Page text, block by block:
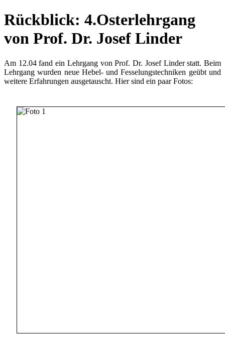
Rückblick: 4.Osterlehrgang
von Prof. Dr. Josef Linder
Am 12.04 fand ein Lehrgang von Prof. Dr. Josef Linder statt. Beim
Lehrgang wurden neue Hebel- und Fesselungstechniken geübt und
weitere Erfahrungen ausgetauscht. Hier sind ein paar Fotos: